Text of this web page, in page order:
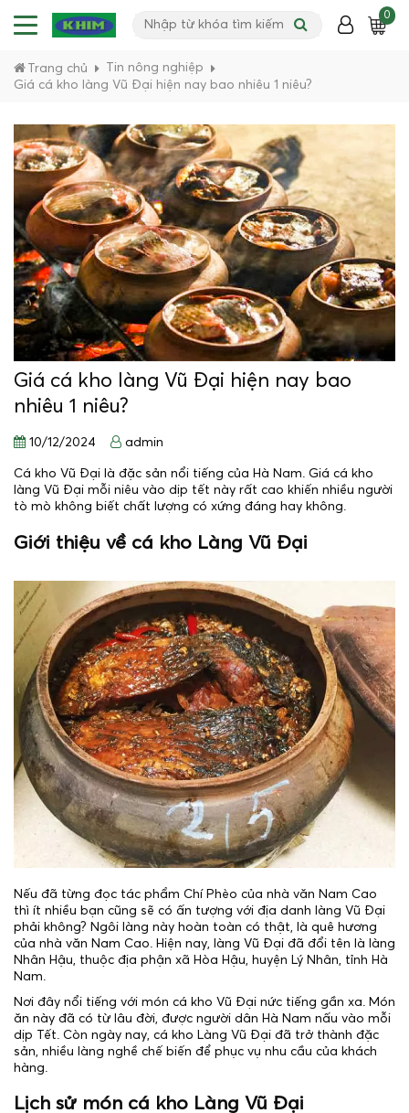
0
Trang chủ
Tin nông nghiệp
Giá cá kho làng Vũ Đại hiện nay bao nhiêu 1 niêu?
Giá cá kho làng Vũ Đại hiện nay bao
nhiêu 1 niêu?
10/12/2024 admin
Cá kho Vũ Đại là đặc sản nổi tiếng của Hà Nam. Giá cá kho
làng Vũ Đại mỗi niêu vào dịp tết này rất cao khiến nhiều người
tò mò không biết chất lượng có xứng đáng hay không.
Giới thiệu về cá kho Làng Vũ Đại
Nếu đã từng đọc tác phẩm Chí Phèo của nhà văn Nam Cao
thì ít nhiều bạn cũng sẽ có ấn tượng với địa danh làng Vũ Đại
phải không? Ngôi làng này hoàn toàn có thật, là quê hương
của nhà văn Nam Cao. Hiện nay, làng Vũ Đại đã đổi tên là làng
Nhân Hậu, thuộc địa phận xã Hòa Hậu, huyện Lý Nhân, tỉnh Hà
Nam.
Nơi đây nổi tiếng với món cá kho Vũ Đại nức tiếng gần xa. Món
ăn này đã có từ lâu đời, được người dân Hà Nam nấu vào mỗi
dịp Tết. Còn ngày nay, cá kho Làng Vũ Đại đã trở thành đặc
sản, nhiều làng nghề chế biến để phục vụ nhu cầu của khách
hàng.
Lịch sử món cá kho Làng Vũ Đại